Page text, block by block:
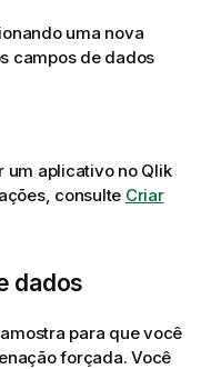
uma nova
campos de dados
um aplicativo no Qlik
consulte Criar
dados
para que você
forçada. Você